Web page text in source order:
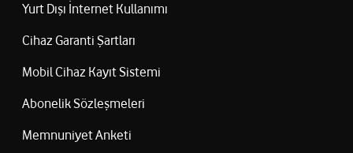
Yurt Dışı İnternet Kullanımı
Cihaz Garanti Şartları
Mobil Cihaz Kayıt Sistemi
Abonelik Sözleşmeleri
Memnuniyet Anketi